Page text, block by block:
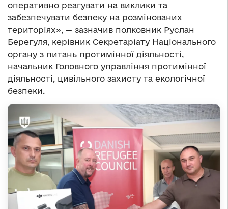
оперативно реагувати на виклики та
забезпечувати безпеку на розмінованих
територіях», — зазначив полковник Руслан
Берегуля, керівник Секретаріату Національного
органу з питань протимінної діяльності,
начальник Головного управління протимінної
діяльності, цивільного захисту та екологічної
безпеки.